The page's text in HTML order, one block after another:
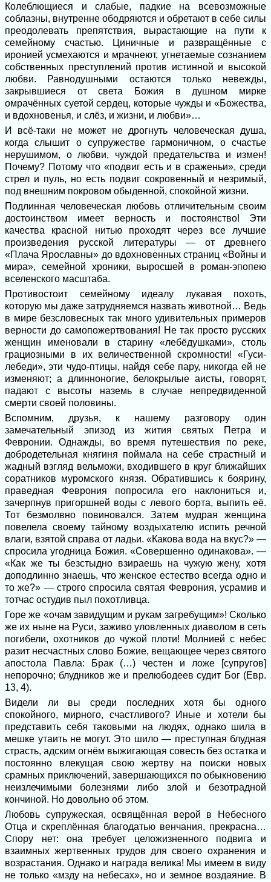
Колеблющиеся и слабые, падкие на всевозможные
соблазны, внутренне ободряются и обретают в себе силы
преодолевать препятствия, вырастающие на пути к
семейному счастью. Циничные и развращённые с
иронией усмехаются и мрачнеют, угнетаемые сознанием
собственных преступлений против истинной и высокой
любви. Равнодушными остаются только невежды,
закрывшиеся от света Божия в душном мирке
омрачённых суетой сердец, которые чужды и «Божества,
и вдохновенья, и слёз, и жизни, и любви»…
И всё-таки не может не дрогнуть человеческая душа,
когда слышит о супружестве гармоничном, о счастье
нерушимом, о любви, чуждой предательства и измен!
Почему? Потому что «подвиг есть и в сраженьи», среди
стрел и пуль, но есть подвиг сокровенный и незримый,
под внешним покровом обыденной, спокойной жизни.
Подлинная человеческая любовь отличительным своим
достоинством имеет верность и постоянство! Эти
качества красной нитью проходят через все лучшие
произведения русской литературы — от древнего
«Плача Ярославны» до вдохновенных страниц «Войны и
мира», семейной хроники, выросшей в роман-эпопею
вселенского масштаба.
Противостоит семейному идеалу лукавая похоть,
которую мы даже затрудняемся назвать животной… Ведь
в мире безсловесных так много удивительных примеров
верности до самопожертвования! Не так просто русских
женщин именовали в старину «лебёдушками», столь
грациозными в их величественной скромности! «Гуси-
лебеди», эти чудо-птицы, найдя себе пару, никогда ей не
изменяют; а длинноногие, белокрылые аисты, говорят,
падают с высоты наземь в случае непредвиденной
смерти своей половины.
Вспомним, друзья, к нашему разговору один
замечательный эпизод из жития святых Петра и
Февронии. Однажды, во время путешествия по реке,
добродетельная княгиня поймала на себе страстный и
жадный взгляд вельможи, входившего в круг ближайших
соратников муромского князя. Обратившись к боярину,
праведная Феврония попросила его наклониться и,
зачерпнув пригоршней воды с левого борта, выпить её.
Тот безмолвно повиновался. Затем мудрая женщина
повелела своему тайному воздыхателю испить речной
влаги, взятой справа от ладьи. «Какова вода на вкус?» —
спросила угодница Божия. «Совершенно одинакова». —
«Как же ты безстыдно взираешь на чужую жену, хотя
доподлинно знаешь, что женское естество всегда одно и
то же?» — строго спросила святая Феврония, усрамив и
тотчас остудив пыл похотливца.
Горе же «очам завидущим и рукам загребущим»! Сколько
же их ныне на Руси, заживо уловленных диаволом в сеть
погибели, охотников до чужой плоти! Молнией с небес
разит несчастных слово Божие, вещающее через святого
апостола Павла: Брак (…) честен и ложе [супругов]
непорочно; блудников же и прелюбодеев судит Бог (Евр.
13, 4).
Видели ли вы среди последних хотя бы одного
спокойного, мирного, счастливого? Иные и хотели бы
представить себя таковыми на людях, однако шила в
мешке утаить не могут. Это шило — преступная блудная
страсть, адским огнём выжигающая совесть без остатка и
постоянно влекущая свою жертву на поиски новых
срамных приключений, завершающихся по обыкновению
неизлечимыми болезнями либо злой и безотрадной
кончиной. Но довольно об этом.
Любовь супружеская, освящённая верой в Небесного
Отца и скреплённая благодатью венчания, прекрасна…
Спору нет: она требует целожизненного подвига и
взаимных жертвенных трудов для своего охранения и
возрастания. Однако и награда велика! Мы имеем в виду
не только «мзду на небесах», но и земное воздаяние. В